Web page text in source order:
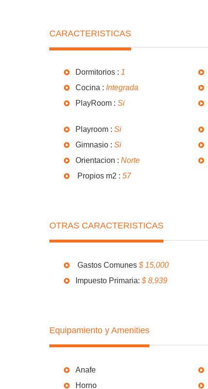
CARACTERISTICAS
Dormitorios : 1
Cocina : Integrada
PlayRoom : Si
Playroom : Si
Gimnasio : Si
Orientacion : Norte
Propios m2 : 57
OTRAS CARACTERISTICAS
Gastos Comunes $ 15,000
Impuesto Primaria: $ 8,939
Equipamiento y Amenities
Anafe
Horno